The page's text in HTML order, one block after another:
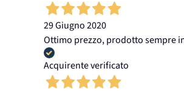
29 Giugno 2020
Ottimo prezzo, prodotto sempre
Acquirente verificato